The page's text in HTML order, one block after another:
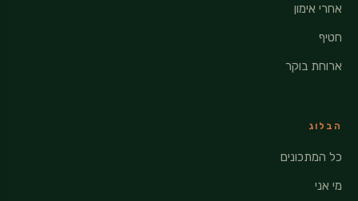
אחרי אימון
חטיף
ארוחת בוקר
הבלוג
כל המתכונים
מי אני